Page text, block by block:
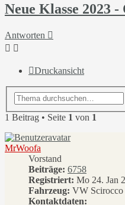
Neue Klasse 2023
Antworten
Druckansicht
1 Beitrag • Seite 1 von 1
MrWoofa
Vorstand
Beiträge: 6758
Registriert: Mo 24. Jan
Fahrzeug: VW Scirocco
Kontaktdaten: